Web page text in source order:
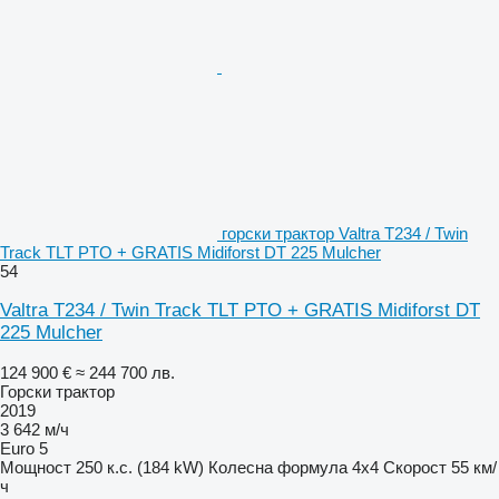
горски трактор Valtra T234 / Twin
Track TLT PTO + GRATIS Midiforst DT 225 Mulcher
54
Valtra T234 / Twin Track TLT PTO + GRATIS Midiforst DT
225 Mulcher
124 900 € ≈ 244 700 лв.
Горски трактор
2019
3 642 м/ч
Euro 5
Мощност 250 к.с. (184 kW) Колесна формула 4x4 Скорост 55 км/
ч